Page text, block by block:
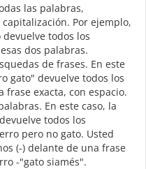
las palabras,
Por ejemplo,
todos los
dos palabras.
de frases. En este
gato" devuelve todos los
frase exacta, con espacio.
En este caso, la
todos los
pero no gato. Usted
(-) delante de una frase
-"gato siamés".